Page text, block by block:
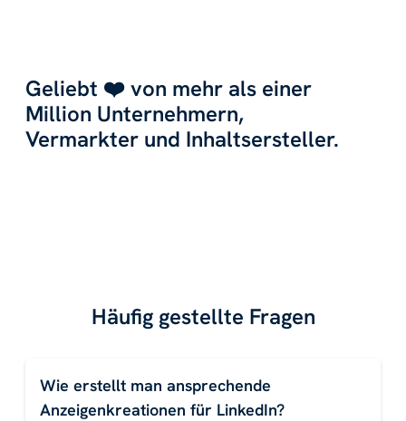
Geliebt ❤️ von mehr als einer
Million Unternehmern,
Vermarkter und Inhaltsersteller.
Häufig gestellte Fragen
Wie erstellt man ansprechende
Anzeigenkreationen für LinkedIn?